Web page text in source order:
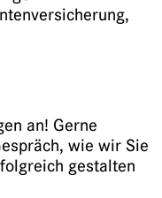
an! Gerne
wie wir Sie
gestalten